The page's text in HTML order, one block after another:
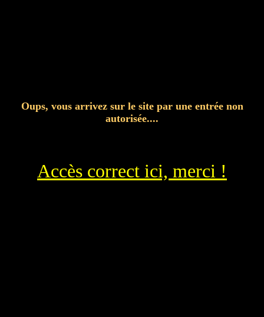
Oups, vous arrivez sur le site par une entrée non
autorisée....
Accès correct ici, merci !